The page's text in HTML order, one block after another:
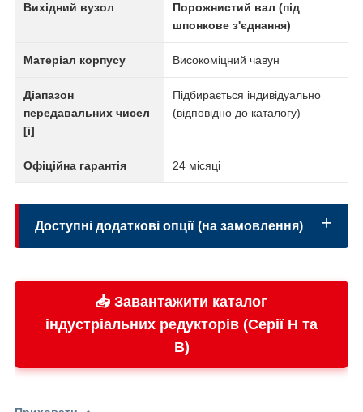
Вихідний вузол
Порожнистий вал (під
шпонкове з'єднання)
Матеріал корпусу Високоміцний чавун
Діапазон
передавальних чисел
[i]
Підбирається індивідуально
(відповідно до каталогу)
Офіційна гарантія 24 місяці
Доступні додаткові опції (на замовлення)
Екструдерне виконання:
📥 Завантажити каталог
індустріальних редукторів (Серії H та
B)